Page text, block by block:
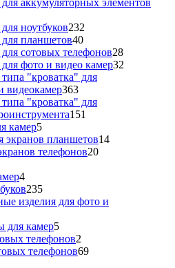
аккумуляторных элементов
ноутбуков232
планшетов4040
товаров
сотовых телефонов2828
товаров
фото и видео камер32
"кроватка" для
видеокамер363363
товара
"кроватка" для
151
камер55
товаров
экранов планшетов1414
телефонов2020
44
товара
235235
товаров
изделия для фото и
для камер55
товаров
телефонов2
товара
телефонов6969